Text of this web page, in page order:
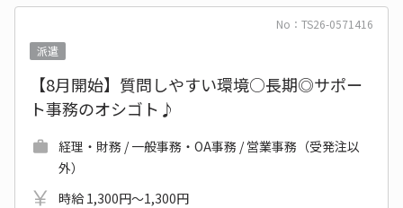
No：TS26-0571416
派遣
【8月開始】質問しやすい環境○長期◎サポー
ト事務のオシゴト♪
経理・財務 / 一般事務・OA事務 / 営業事務（受発注以
外）
時給 1,300円～1,300円